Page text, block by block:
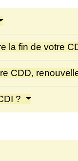
la fin de votre
CDD,
?